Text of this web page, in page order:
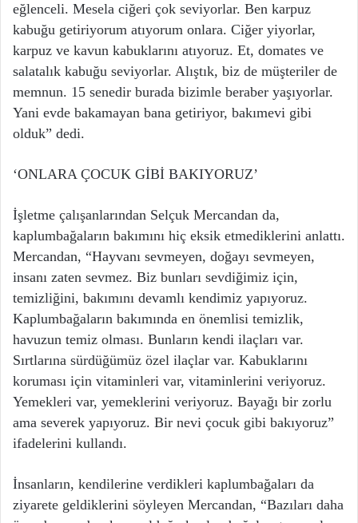
eğlenceli. Mesela ciğeri çok seviyorlar. Ben karpuz
kabuğu getiriyorum atıyorum onlara. Ciğer yiyorlar,
karpuz ve kavun kabuklarını atıyoruz. Et, domates ve
salatalık kabuğu seviyorlar. Alıştık, biz de müşteriler de
memnun. 15 senedir burada bizimle beraber yaşıyorlar.
Yani evde bakamayan bana getiriyor, bakımevi gibi
olduk” dedi.
‘ONLARA ÇOCUK GİBİ BAKIYORUZ’
İşletme çalışanlarından Selçuk Mercandan da,
kaplumbağaların bakımını hiç eksik etmediklerini anlattı.
Mercandan, “Hayvanı sevmeyen, doğayı sevmeyen,
insanı zaten sevmez. Biz bunları sevdiğimiz için,
temizliğini, bakımını devamlı kendimiz yapıyoruz.
Kaplumbağaların bakımında en önemlisi temizlik,
havuzun temiz olması. Bunların kendi ilaçları var.
Sırtlarına sürdüğümüz özel ilaçlar var. Kabuklarını
koruması için vitaminleri var, vitaminlerini veriyoruz.
Yemekleri var, yemeklerini veriyoruz. Bayağı bir zorlu
ama severek yapıyoruz. Bir nevi çocuk gibi bakıyoruz”
ifadelerini kullandı.
İnsanların, kendilerine verdikleri kaplumbağaları da
ziyarete geldiklerini söyleyen Mercandan, “Bazıları daha